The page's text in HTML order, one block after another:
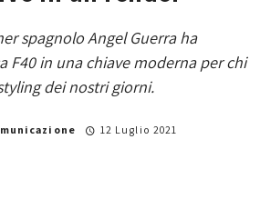
spagnolo Angel Guerra ha
F40 in una chiave moderna per chi
dei nostri giorni.
12 Luglio 2021